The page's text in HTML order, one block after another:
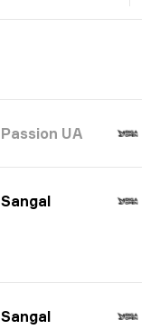
Passion UA
Sangal
Sangal